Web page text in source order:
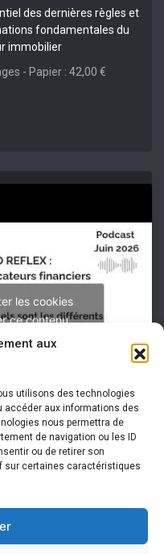
aux
utilisons des technologies
aux informations des
nous permettra de
de navigation ou les ID
ou de retirer son
sur certaines caractéristiques
des dernières règles et
fondamentales du
immobilier
- Papier : 42,00 €
les cookies
ce contenu